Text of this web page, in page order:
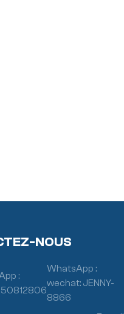
NOUS
:
WhatsApp :
wechat: JENNY-
8866